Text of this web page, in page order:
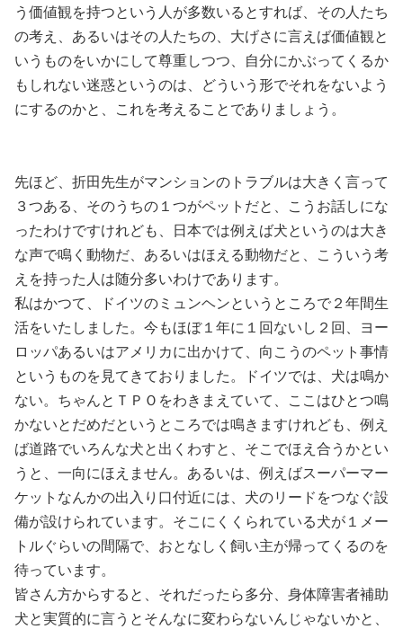
う価値観を持つという人が多数いるとすれば、その人たち
の考え、あるいはその人たちの、大げさに言えば価値観と
いうものをいかにして尊重しつつ、自分にかぶってくるか
もしれない迷惑というのは、どういう形でそれをないよう
にするのかと、これを考えることでありましょう。
先ほど、折田先生がマンションのトラブルは大きく言って
３つある、そのうちの１つがペットだと、こうお話しにな
ったわけですけれども、日本では例えば犬というのは大き
な声で鳴く動物だ、あるいはほえる動物だと、こういう考
えを持った人は随分多いわけであります。
私はかつて、ドイツのミュンヘンというところで２年間生
活をいたしました。今もほぼ１年に１回ないし２回、ヨー
ロッパあるいはアメリカに出かけて、向こうのペット事情
というものを見てきておりました。ドイツでは、犬は鳴か
ない。ちゃんとＴＰＯをわきまえていて、ここはひとつ鳴
かないとだめだというところでは鳴きますけれども、例え
ば道路でいろんな犬と出くわすと、そこでほえ合うかとい
うと、一向にほえません。あるいは、例えばスーパーマー
ケットなんかの出入り口付近には、犬のリードをつなぐ設
備が設けられています。そこにくくられている犬が１メー
トルぐらいの間隔で、おとなしく飼い主が帰ってくるのを
待っています。
皆さん方からすると、それだったら多分、身体障害者補助
犬と実質的に言うとそんなに変わらないんじゃないかと、